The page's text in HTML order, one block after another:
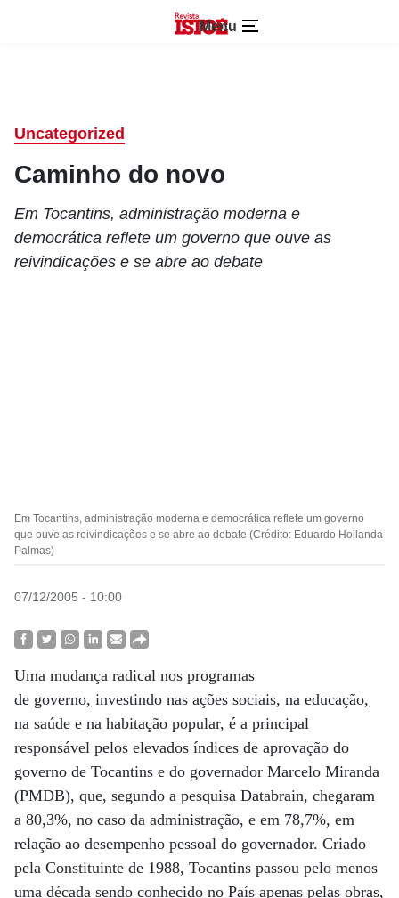
Menu
Uncategorized
Caminho do novo
Em Tocantins, administração moderna e
democrática reflete um governo que ouve as
reivindicações e se abre ao debate
Em Tocantins, administração moderna e democrática reflete um governo
que ouve as reivindicações e se abre ao debate (Crédito: Eduardo Hollanda
Palmas)
07/12/2005 - 10:00
Uma mudança radical nos programas
de governo, investindo nas ações sociais, na educação,
na saúde e na habitação popular, é a principal
responsável pelos elevados índices de aprovação do
governo de Tocantins e do governador Marcelo Miranda
(PMDB), que, segundo a pesquisa Databrain, chegaram
a 80,3%, no caso da administração, e em 78,7%, em
relação ao desempenho pessoal do governador. Criado
pela Constituinte de 1988, Tocantins passou pelo menos
uma década sendo conhecido no País apenas pelas obras,